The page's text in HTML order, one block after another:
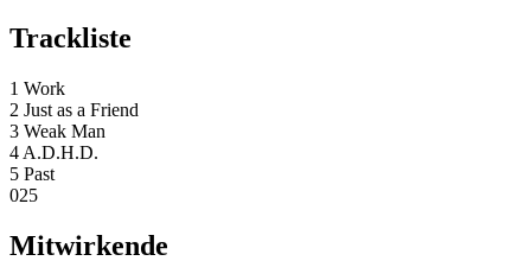
Trackliste
1 Work
2 Just as a Friend
3 Weak Man
4 A.D.H.D.
5 Past
025
Mitwirkende